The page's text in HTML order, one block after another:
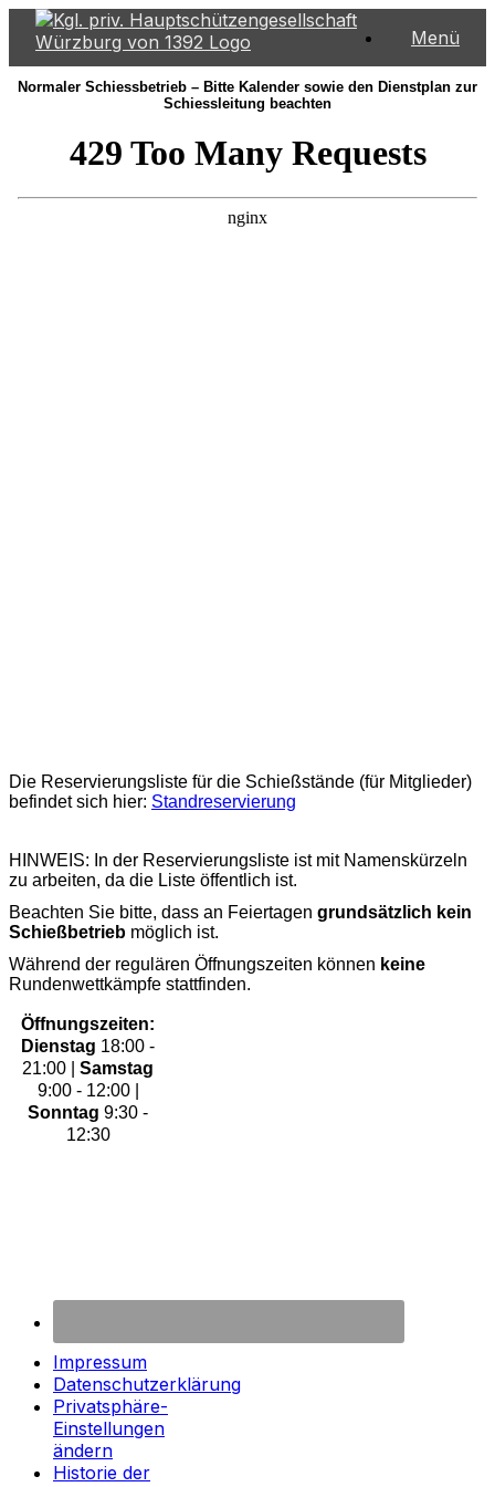
Zum
Inhalt
springen
Menü
Normaler Schiessbetrieb – Bitte Kalender sowie den Dienstplan zur
Schiessleitung beachten
Die Reservierungsliste für die Schießstände (für Mitglieder)
befindet sich hier: Standreservierung
HINWEIS: In der Reservierungsliste ist mit Namenskürzeln
zu arbeiten, da die Liste öffentlich ist.
Beachten Sie bitte, dass an Feiertagen grundsätzlich kein
Schießbetrieb möglich ist.
Während der regulären Öffnungszeiten können keine
Rundenwettkämpfe stattfinden.
Öffnungszeiten:
Dienstag 18:00 -
21:00 |Samstag
9:00 - 12:00 |
Sonntag 9:30 -
12:30
Impressum
Datenschutzerklärung
Privatsphäre-
Einstellungen
ändern
Historie der